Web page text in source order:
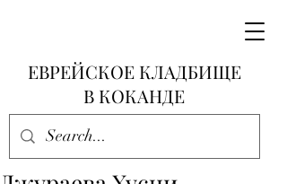
ЕВРЕЙСКОЕ КЛАДБИЩЕ
В КОКАНДЕ